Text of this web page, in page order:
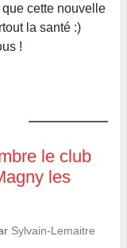
cette nouvelle
la santé :)
!
le club
les
Sylvain-Lemaitre